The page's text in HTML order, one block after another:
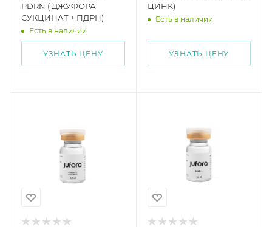
PDRN ( ДЖУФОРА
СУКЦИНАТ + ПДРН)
Есть в наличии
УЗНАТЬ ЦЕНУ
ЦИНК)
Есть в наличии
УЗНАТЬ ЦЕНУ